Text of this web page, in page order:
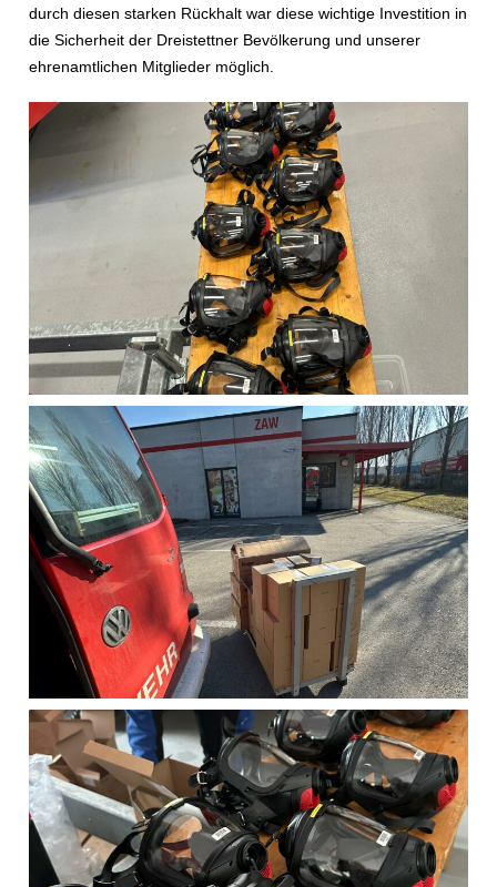
durch diesen starken Rückhalt war diese wichtige Investition in
die Sicherheit der Dreistettner Bevölkerung und unserer
ehrenamtlichen Mitglieder möglich.